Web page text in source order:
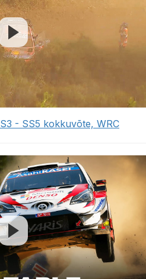
- SS5 kokkuvõte, WRC